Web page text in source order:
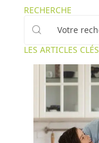
RECHERCHE
LES ARTICLES CLÉS